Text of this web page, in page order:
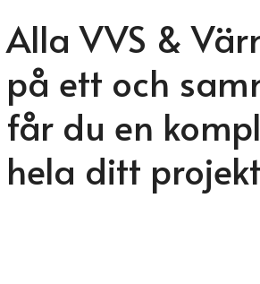
Alla VVS &
på ett och
får du en
hela ditt